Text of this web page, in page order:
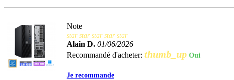
Note
star star star star star
Alain D. 01/06/2026
Recommandé d'acheter: thumb_up Oui
Je recommande